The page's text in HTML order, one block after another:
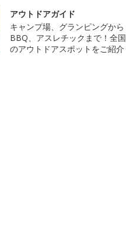
アウトドアガイド
キャンプ場、グランピングから
BBQ、アスレチックまで！全国
のアウトドアスポットをご紹介